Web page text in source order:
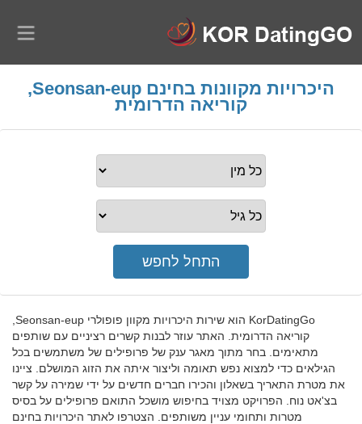
היכרויות מקוונות בחינם Seonsan-eup,
קוריאה הדרומית
קוריאה הדרומית. האתר עוזר לבנות קשרים רציניים עם שותפים
מתאימים. בחר מתוך מאגר ענק של פרופילים של משתמשים בכל
הגילאים כדי למצוא נפש תאומה וליצור איתה את הזוג המושלם. ציינו
את מטרת התאריך בשאלון והכירו חברים חדשים על ידי שמירה על קשר
בצ'אט נוח. הפרויקט מצויד בחיפוש מושכל התואם פרופילים על בסיס
מטרות ותחומי עניין משותפים. הצטרפו לאתר היכרויות בחינם